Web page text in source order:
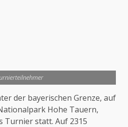
der bayerischen Grenze, auf
Hohe Tauern,
Turnier statt. Auf 2315